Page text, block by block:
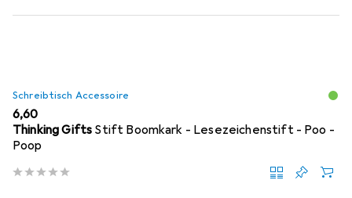
Schreibtisch Accessoire
EUR
6,60
Thinking Gifts Stift Boomkark - Lesezeichenstift - Poo -
Poop